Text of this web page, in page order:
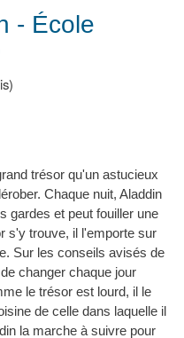
- École
trésor qu'un astucieux
Chaque nuit, Aladdin
gardes et peut fouiller une
s'y trouve, il l'emporte sur
Sur les conseils avisés de
changer chaque jour
le trésor est lourd, il le
de celle dans laquelle il
la marche à suivre pour